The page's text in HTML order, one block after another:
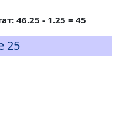
46.25 - 1.25 = 45
25